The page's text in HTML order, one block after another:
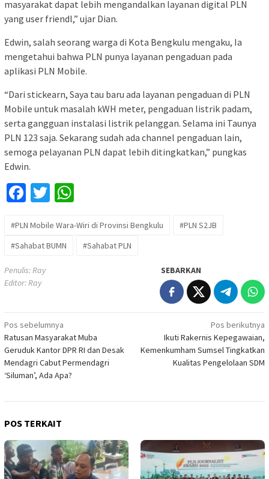
masyarakat dapat lebih mengandalkan layanan digital PLN
yang user friendl,” ujar Dian.
Edwin, salah seorang warga di Kota Bengkulu mengaku, Ia
mengetahui bahwa PLN punya layanan pengaduan pada
aplikasi PLN Mobile.
“Dari stickearn, Saya tau baru ada layanan pengaduan di PLN
Mobile untuk masalah kWH meter, pengaduan listrik padam,
serta gangguan instalasi listrik pelanggan. Selama ini Taunya
PLN 123 saja. Sekarang sudah ada channel pengaduan lain,
semoga pelayanan PLN dapat lebih ditingkatkan,” pungkas
Edwin.
Facebook
Twitter
#PLN Mobile Wara-Wiri di Provinsi Bengkulu
#PLN S2JB
#Sahabat BUMN
#Sahabat PLN
Penulis: Ray
Editor: Ray
SEBARKAN
Navigasi
pos
Pos sebelumnya
Ratusan Masyarakat Muba
Geruduk Kantor DPR RI dan Desak
Mendagri Cabut Permendagri
‘Siluman’, Ada Apa?
Pos berikutnya
Ikuti Rakernis Kepegawaian,
Kemenkumham Sumsel Tingkatkan
Kualitas Pengelolaan SDM
POS TERKAIT